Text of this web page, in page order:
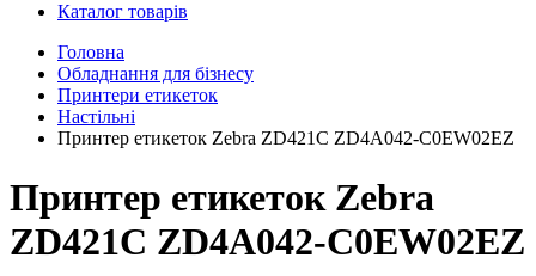
Каталог товарів
Головна
Обладнання для бізнесу
Принтери етикеток
Настільні
Принтер етикеток Zebra ZD421C ZD4A042-C0EW02EZ
Принтер етикеток Zebra
ZD421C ZD4A042-C0EW02EZ